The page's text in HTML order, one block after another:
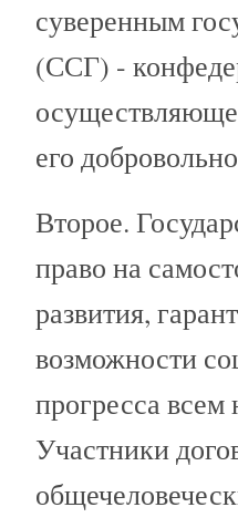
суверенным
(ССГ) -
его
Второе.
право на
развития,
возможности
прогресса
Участники